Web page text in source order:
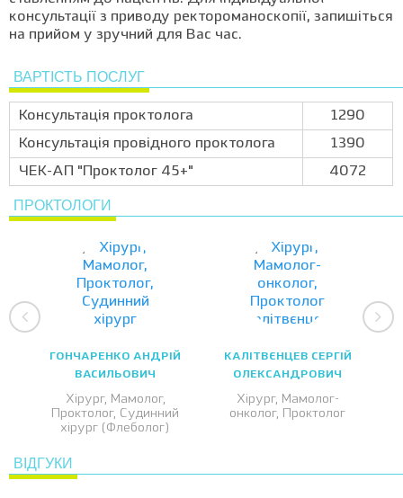
консультації з приводу ректороманоскопії, запишіться
на прийом у зручний для Вас час.
ВАРТІСТЬ ПОСЛУГ
Консультація проктолога
1290
Консультація провідного проктолога
1390
ЧЕК-АП "Проктолог 45+"
4072
ПРОКТОЛОГИ
ГОНЧАРЕНКО АНДРІЙ
ВАСИЛЬОВИЧ
Хірург, Мамолог,
Проктолог, Судинний
хірург (Флеболог)
КАЛІТВЄНЦЕВ СЕРГІЙ
ОЛЕКСАНДРОВИЧ
Хірург, Мамолог-
онколог, Проктолог
ВІДГУКИ